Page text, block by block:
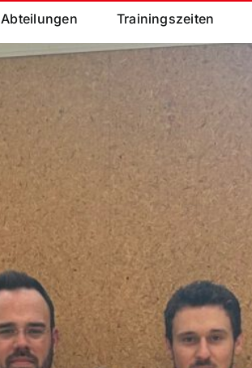
Abteilungen Trainingszeiten